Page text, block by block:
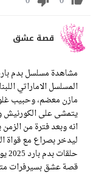
قصة عشق
المسلسل الاماراتي
مازن معضم، وحبيب
يتمشى على الكورنيش
انه وبعد فترة من
ليدخر بصراع مع قواة
قصة عشق بسيرفرات